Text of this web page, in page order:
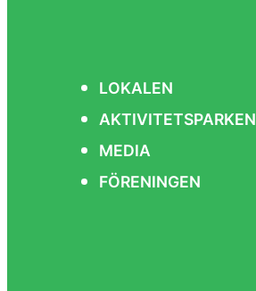
LOKALEN
AKTIVITETSPARKEN
MEDIA
FÖRENINGEN